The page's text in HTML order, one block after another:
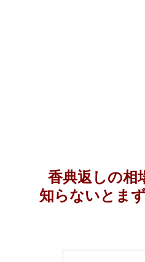
香典返しの相
知らないとま